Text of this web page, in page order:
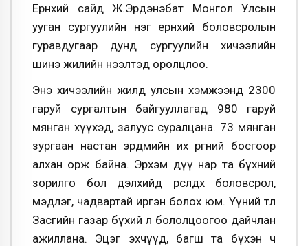
Ерөнхий сайд Ж.Эрдэнэбат Монгол Улсын
ууган сургуулийн нэг ерөнхий боловсролын
гуравдугаар дунд сургуулийн хичээлийн
шинэ жилийн нээлтэд оролцлоо.
Энэ хичээлийн жилд улсын хэмжээнд 2300
гаруй сургалтын байгууллагад 980 гаруй
мянган хүүхэд, залуус суралцана. 73 мянган
зургаан настан эрдмийн их өргөөний босгоор
алхан орж байна. Эрхэм дүү нар та бүхний
зорилго бол дэлхийд өрсөлдөх боловсрол,
мэдлэг, чадвартай иргэн болох юм. Үүний төлөө
Засгийн газар бүхий л бололцоогоо дайчлан
ажиллана. Эцэг эхчүүд, багш та бүхэн ч